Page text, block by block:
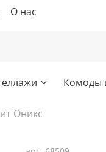
О нас
Комоды
Оникс